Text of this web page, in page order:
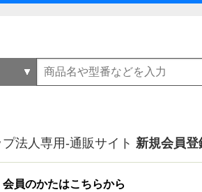
法人専用-通販サイト 新規会員
会員のかたはこちらから